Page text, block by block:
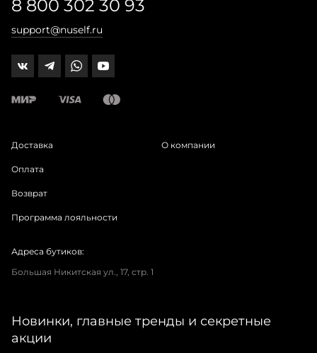
8 800 302 30 93
support@nuself.ru
Доставка
Оплата
Возврат
Программа лояльности
О компании
Адреса бутиков:
Большая Никитская ул., 17, стр. 1
Новинки, главные тренды и секретные
акции